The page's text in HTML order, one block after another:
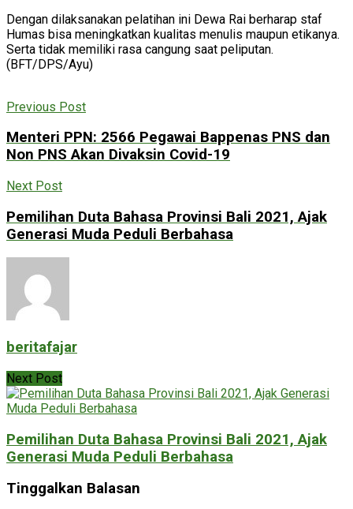
Dengan dilaksanakan pelatihan ini Dewa Rai berharap staf
Humas bisa meningkatkan kualitas menulis maupun etikanya.
Serta tidak memiliki rasa cangung saat peliputan.
(BFT/DPS/Ayu)
Previous Post
Menteri PPN: 2566 Pegawai Bappenas PNS dan
Non PNS Akan Divaksin Covid-19
Next Post
Pemilihan Duta Bahasa Provinsi Bali 2021, Ajak
Generasi Muda Peduli Berbahasa
beritafajar
Next Post
Pemilihan Duta Bahasa Provinsi Bali 2021, Ajak
Generasi Muda Peduli Berbahasa
Tinggalkan Balasan